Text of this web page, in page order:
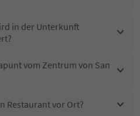
in der Unterkunft
vom Zentrum von San
Restaurant vor Ort?